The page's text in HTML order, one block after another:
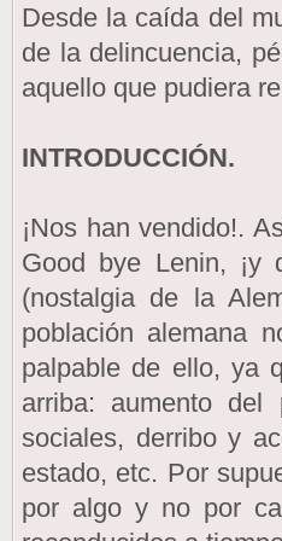
Desde la caída del
de la delincuencia,
aquello que pudiera
INTRODUCCIÓN.
¡Nos han vendido!.
Good bye Lenin, ¡y
(nostalgia de la
población alemana
palpable de ello, ya
arriba: aumento
sociales, derribo y
estado, etc. Por
por algo y no por